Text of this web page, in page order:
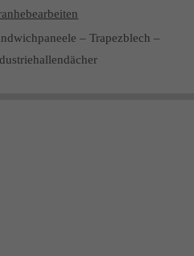
– Trapezblech –